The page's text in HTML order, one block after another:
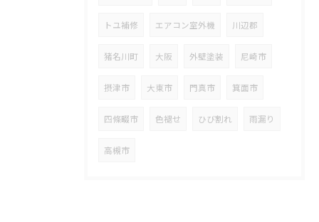
トユ補修 エアコン室外機 川辺郡
猪名川町 大阪 外壁塗装 尼崎市
摂津市 大東市 門真市 箕面市
四條畷市 色褪せ ひび割れ 雨漏り
高槻市